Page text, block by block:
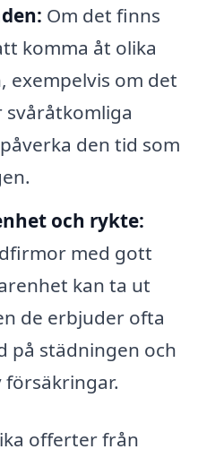
Om det finns
komma åt olika
exempelvis om det
den tid som
och rykte:
med gott
kan ta ut
de erbjuder ofta
på städningen och
offerter från